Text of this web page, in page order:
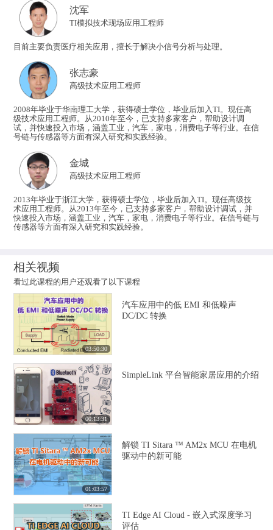
沈军
​TI模拟技术现场应用工程师
目前主要负责医疗相关应用，擅长于解决小信号分析与处理。
张志豪
高级技术应用工程师
2008年毕业于华南理工大学，获得硕士学位，毕业后加入TI。现任高
级技术应用工程师。从2010年至今，已支持多家客户，帮助设计调
试，并快速投入市场，涵盖工业，汽车，家电，消费电子等行业。在信
号链与传感器等方面有深入研究和实践经验。
金城
高级技术应用工程师
2013年毕业于浙江大学，获得硕士学位，毕业后加入TI。现任高级技
术应用工程师。从2013年至今，已支持多家客户，帮助设计调试，并
快速投入市场，涵盖工业，汽车，家电，消费电子等行业。在信号链与
传感器等方面有深入研究和实践经验。
相关视频
看过此课程的用户还观看了以下课程
03:50:30
汽车应用中的低 EMI 和低噪声
DC/DC 转换
00:13:31
SimpleLink 平台智能家居应用的介绍
01:03:57
解锁 TI Sitara ™ AM2x MCU 在电机
驱动中的新可能
TI Edge AI Cloud - 嵌入式深度学习
评估